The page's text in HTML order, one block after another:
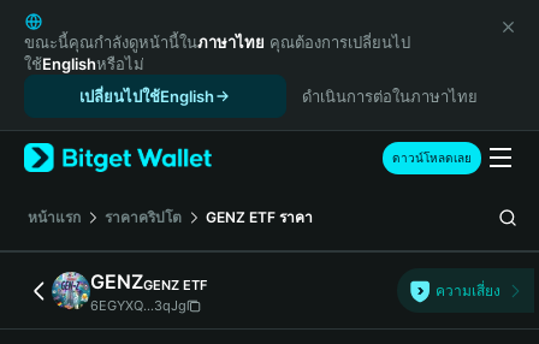
English
日本語
Tiếng Việt
Español (Latinoamérica)
Türkçe
Français
Deutsch
简体中文
繁體中文
Português (Portugal)
ขณะนี้คุณกำลังดูหน้านี้ในภาษาไทย คุณต้องการเปลี่ยนไป
ใช้Englishหรือไม่
เปลี่ยนไปใช้English
ดำเนินการต่อในภาษาไทย
ดาวน์โหลดเลย
หน้าแรก ราคาคริปโต GENZ ETF ราคา
GENZGENZ ETF
6EGYXQ...3qJg
ความเสี่ยง